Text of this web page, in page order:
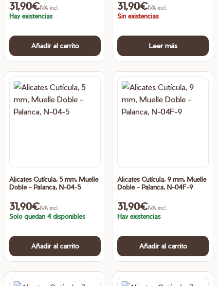
31,90€IVA incl.
Hay existencias
Añadir al carrito
31,90€IVA incl.
Sin existencias
Leer más
Alicates Cutícula, 5 mm, Muelle
Doble - Palanca, N-04-5
31,90€IVA incl.
Solo quedan 4 disponibles
Añadir al carrito
Alicates Cutícula, 9 mm, Muelle
Doble - Palanca, N-04F-9
31,90€IVA incl.
Hay existencias
Añadir al carrito